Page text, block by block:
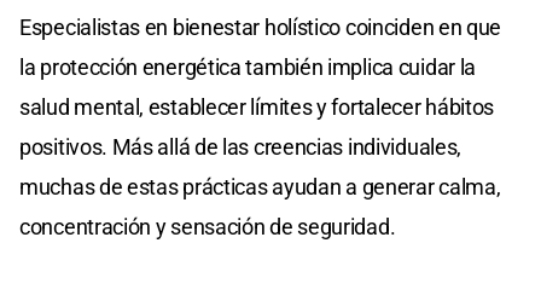
Especialistas en bienestar holístico coinciden en que
la protección energética también implica cuidar la
salud mental, establecer límites y fortalecer hábitos
positivos. Más allá de las creencias individuales,
muchas de estas prácticas ayudan a generar calma,
concentración y sensación de seguridad.